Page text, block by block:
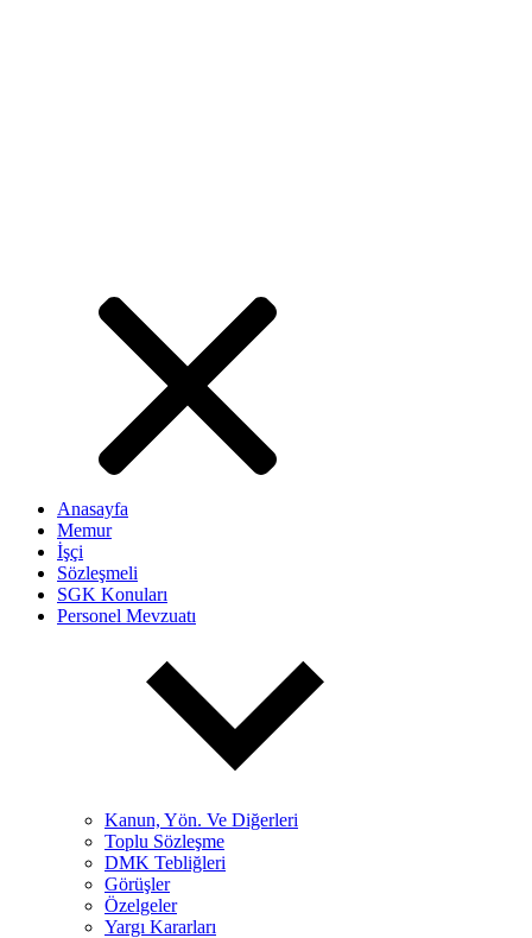
Anasayfa
Memur
İşçi
Sözleşmeli
SGK Konuları
Personel Mevzuatı
Kanun, Yön. Ve Diğerleri
Toplu Sözleşme
DMK Tebliğleri
Görüşler
Özelgeler
Yargı Kararları